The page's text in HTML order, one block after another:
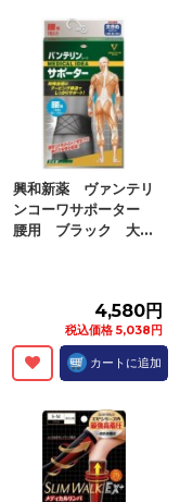
興和新薬 ヴァンテリ
ンコーワサポーター
腰用 ブラック 大...
4,580円
税込価格 5,038円
カートに追加